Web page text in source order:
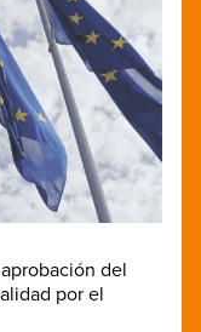
del
por el